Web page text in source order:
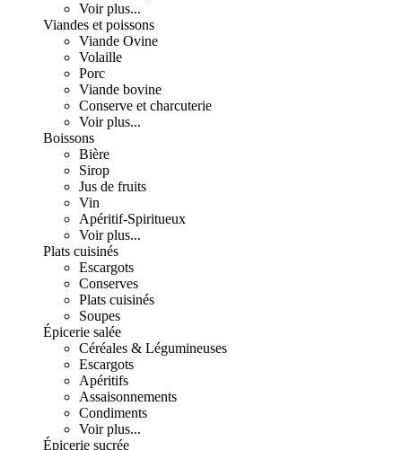
Voir plus...
Viandes et poissons
Viande Ovine
Volaille
Porc
Viande bovine
Conserve et charcuterie
Voir plus...
Boissons
Bière
Sirop
Jus de fruits
Vin
Apéritif-Spiritueux
Voir plus...
Plats cuisinés
Escargots
Conserves
Plats cuisinés
Soupes
Épicerie salée
Céréales & Légumineuses
Escargots
Apéritifs
Assaisonnements
Condiments
Voir plus...
Épicerie sucrée